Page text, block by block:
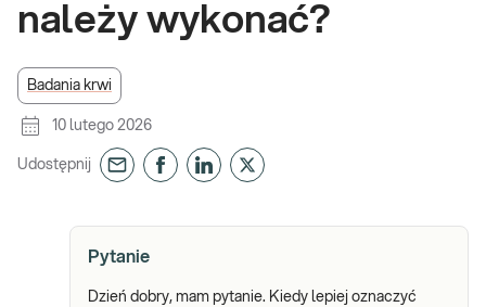
należy wykonać?
Badania krwi
10 lutego 2026
Udostępnij
Pytanie
Dzień dobry, mam pytanie. Kiedy lepiej oznaczyć